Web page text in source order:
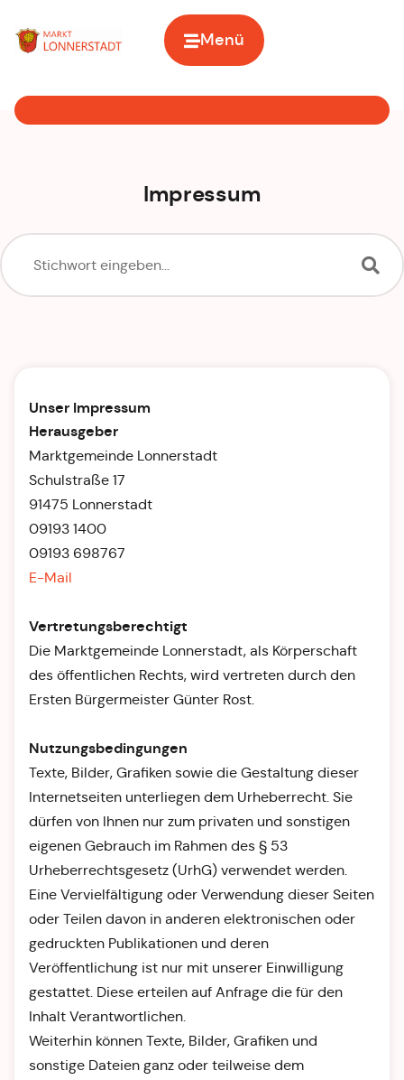
Menü
Impressum
Unser Impressum
Herausgeber
Marktgemeinde Lonnerstadt
Schulstraße 17
91475 Lonnerstadt
09193 1400
09193 698767
E-Mail
Vertretungsberechtigt
Die Marktgemeinde Lonnerstadt, als Körperschaft
des öffentlichen Rechts, wird vertreten durch den
Ersten Bürgermeister Günter Rost.
Nutzungsbedingungen
Texte, Bilder, Grafiken sowie die Gestaltung dieser
Internetseiten unterliegen dem Urheberrecht. Sie
dürfen von Ihnen nur zum privaten und sonstigen
eigenen Gebrauch im Rahmen des § 53
Urheberrechtsgesetz (UrhG) verwendet werden.
Eine Vervielfältigung oder Verwendung dieser Seiten
oder Teilen davon in anderen elektronischen oder
gedruckten Publikationen und deren
Veröffentlichung ist nur mit unserer Einwilligung
gestattet. Diese erteilen auf Anfrage die für den
Inhalt Verantwortlichen.
Weiterhin können Texte, Bilder, Grafiken und
sonstige Dateien ganz oder teilweise dem